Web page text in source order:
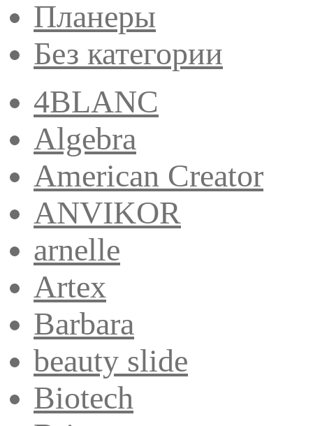
Планеры
Без категории
4BLANC
Algebra
American Creator
ANVIKOR
arnelle
Artex
Barbara
beauty slide
Biotech